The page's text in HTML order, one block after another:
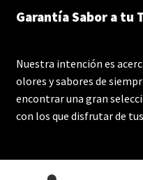
Garantía Sabor a tu
Nuestra intención es
olores y sabores de
encontrar una gran
con los que disfrutar de